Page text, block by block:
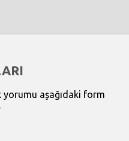
yorumu aşağıdaki form